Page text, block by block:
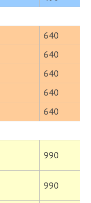
640
640
640
640
640
990
990